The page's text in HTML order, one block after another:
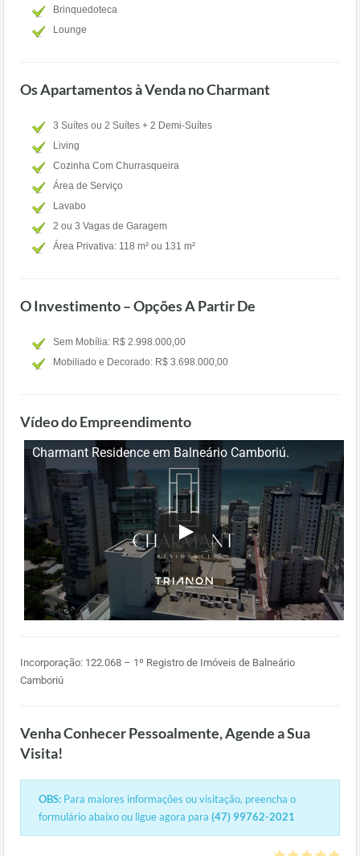
Brinquedoteca
Lounge
Os Apartamentos à Venda no Charmant
3 Suítes ou 2 Suítes + 2 Demi-Suítes
Living
Cozinha Com Churrasqueira
Área de Serviço
Lavabo
2 ou 3 Vagas de Garagem
Área Privativa: 118 m² ou 131 m²
O Investimento – Opções A Partir De
Sem Mobília: R$ 2.998.000,00
Mobiliado e Decorado: R$ 3.698.000,00
Vídeo do Empreendimento
Charmant Residence em Balneário Camboriú.
Incorporação: 122.068 – 1º Registro de Imóveis de Balneário
Camboriú
Venha Conhecer Pessoalmente, Agende a Sua
Visita!
OBS: Para maiores informações ou visitação, preencha o
formulário abaixo ou ligue agora para (47) 99762-2021